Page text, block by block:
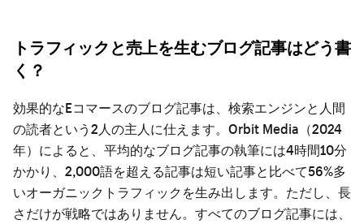
トラフィックと売上を生むブログ記事はどう書
く？
効果的なEコマースのブログ記事は、検索エンジンと人間
の読者という2人の主人に仕えます。Orbit Media（2024
年）によると、平均的なブログ記事の執筆には4時間10分
かかり、2,000語を超える記事は短い記事と比べて56%多
いオーガニックトラフィックを生み出します。ただし、長
さだけが戦略ではありません。すべてのブログ記事には、